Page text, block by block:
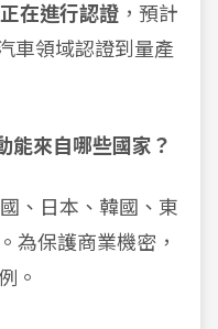
在進行認證 ，預計
車領域認證到量產
能來自哪些國家？
、日本、韓國、東
為保護商業機密，
。